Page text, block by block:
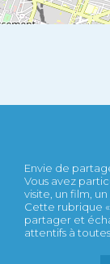
Envie de
Vous avez
visite, un film, un
Cette rubrique «
partager et
attentifs à